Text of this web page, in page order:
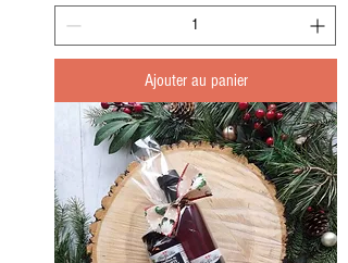
Ajouter au panier